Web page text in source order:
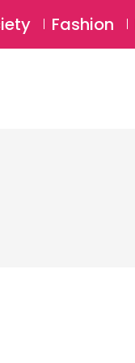
Login
Fashion